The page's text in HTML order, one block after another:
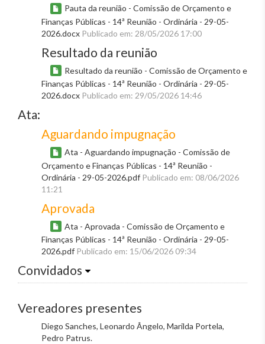
Pauta da reunião - Comissão de Orçamento e
Finanças Públicas - 14ª Reunião - Ordinária - 29-05-
2026.docx Publicado em: 28/05/2026 17:00
Resultado da reunião
Resultado da reunião - Comissão de Orçamento e
Finanças Públicas - 14ª Reunião - Ordinária - 29-05-
2026.docx Publicado em: 29/05/2026 14:46
Ata:
Aguardando impugnação
Ata - Aguardando impugnação - Comissão de
Orçamento e Finanças Públicas - 14ª Reunião -
Ordinária - 29-05-2026.pdf Publicado em: 08/06/2026
11:21
Aprovada
Ata - Aprovada - Comissão de Orçamento e
Finanças Públicas - 14ª Reunião - Ordinária - 29-05-
2026.pdf Publicado em: 15/06/2026 09:34
Convidados
Vereadores presentes
Diego Sanches, Leonardo Ângelo, Marilda Portela,
Pedro Patrus.